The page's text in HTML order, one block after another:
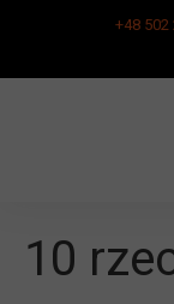
+48 502
10